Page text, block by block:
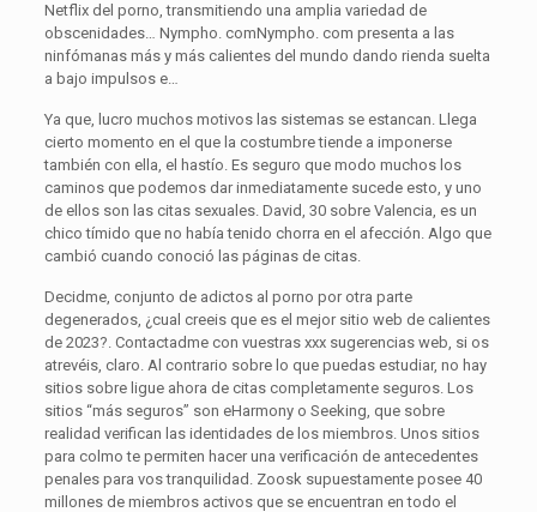
Netflix del porno, transmitiendo una amplia variedad de
obscenidades… Nympho. comNympho. com presenta a las
ninfómanas más y más calientes del mundo dando rienda suelta
a bajo impulsos e…
Ya que, lucro muchos motivos las sistemas se estancan. Llega
cierto momento en el que la costumbre tiende a imponerse
también con ella, el hastío. Es seguro que modo muchos los
caminos que podemos dar inmediatamente sucede esto, y uno
de ellos son las citas sexuales. David, 30 sobre Valencia, es un
chico tímido que no había tenido chorra en el afección. Algo que
cambió cuando conoció las páginas de citas.
Decidme, conjunto de adictos al porno por otra parte
degenerados, ¿cual creeis que es el mejor sitio web de calientes
de 2023?. Contactadme con vuestras xxx sugerencias web, si os
atrevéis, claro. Al contrario sobre lo que puedas estudiar, no hay
sitios sobre ligue ahora de citas completamente seguros. Los
sitios “más seguros” son eHarmony o Seeking, que sobre
realidad verifican las identidades de los miembros. Unos sitios
para colmo te permiten hacer una verificación de antecedentes
penales para vos tranquilidad. Zoosk supuestamente posee 40
millones de miembros activos que se encuentran en todo el